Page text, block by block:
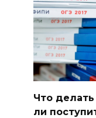
Что
ли